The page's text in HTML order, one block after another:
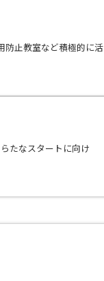
防止教室など積極的に活
たなスタートに向け